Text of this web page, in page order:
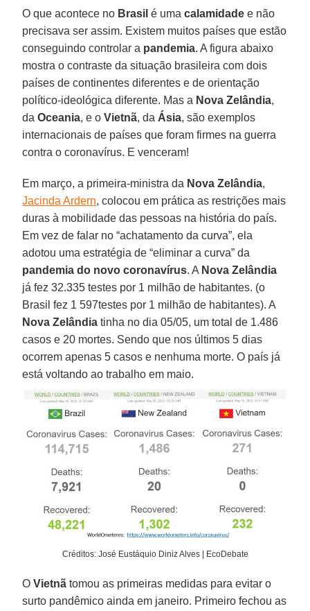
O que acontece no Brasil é umacalamidade e não
precisava ser assim. Existem muitos países que estão
conseguindo controlar a pandemia. A figura abaixo
mostra o contraste da situação brasileira com dois
países de continentes diferentes e de orientação
político-ideológica diferente. Mas a Nova Zelândia,
daOceania, e oVietnã, da Ásia, são exemplos
internacionais de países que foram firmes na guerra
contra o coronavírus. E venceram!
Em março, a primeira-ministra da Nova Zelândia,
Jacinda Ardern, colocou em prática as restrições mais
duras à mobilidade das pessoas na história do país.
Em vez de falar no “achatamento da curva”, ela
adotou uma estratégia de “eliminar a curva” da
pandemia do novo coronavírus. A Nova Zelândia
já fez 32.335 testes por 1 milhão de habitantes. (o
Brasil fez 1 597testes por 1 milhão de habitantes). A
Nova Zelândia tinha no dia 05/05, um total de 1.486
casos e 20 mortes. Sendo que nos últimos 5 dias
ocorrem apenas 5 casos e nenhuma morte. O país já
está voltando ao trabalho em maio.
Créditos: José Eustáquio Diniz Alves | EcoDebate
OVietnã tomou as primeiras medidas para evitar o
surto pandêmico ainda em janeiro. Primeiro fechou as